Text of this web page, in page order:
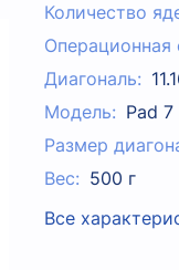
Количество
Операционная
Диагональ:
Модель: Pad
Размер
Вес: 500 г
Все